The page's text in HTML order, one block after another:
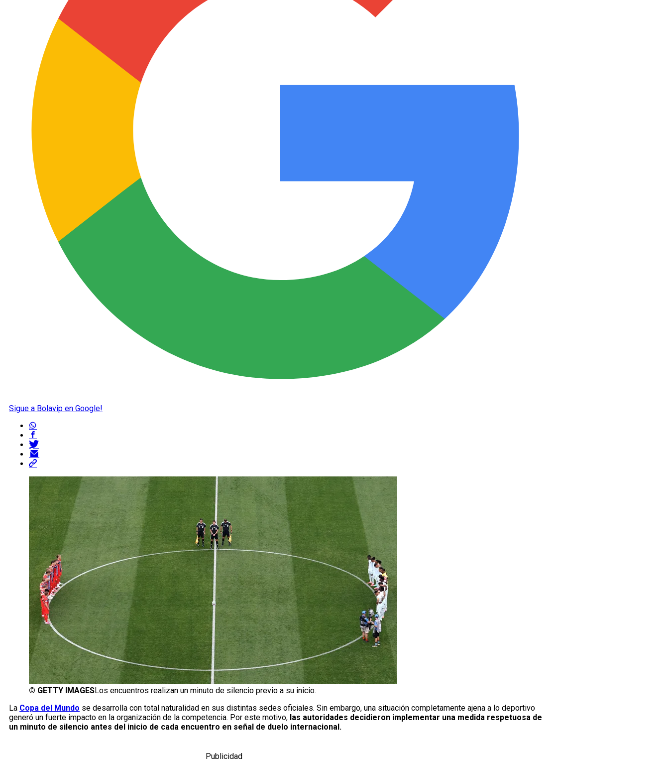
Sigue a Bolavip en Google!
© GETTY IMAGESLos encuentros realizan un minuto de silencio previo a su inicio.
La Copa del Mundo se desarrolla con total naturalidad en sus distintas sedes oficiales. Sin embargo, una situación completamente ajena a lo deportivo
generó un fuerte impacto en la organización de la competencia. Por este motivo, las autoridades decidieron implementar una medida respetuosa de
un minuto de silencio antes del inicio de cada encuentro en señal de duelo internacional.
Publicidad